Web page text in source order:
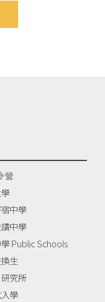
營
中學
中學
Public Schools
生
究所
學